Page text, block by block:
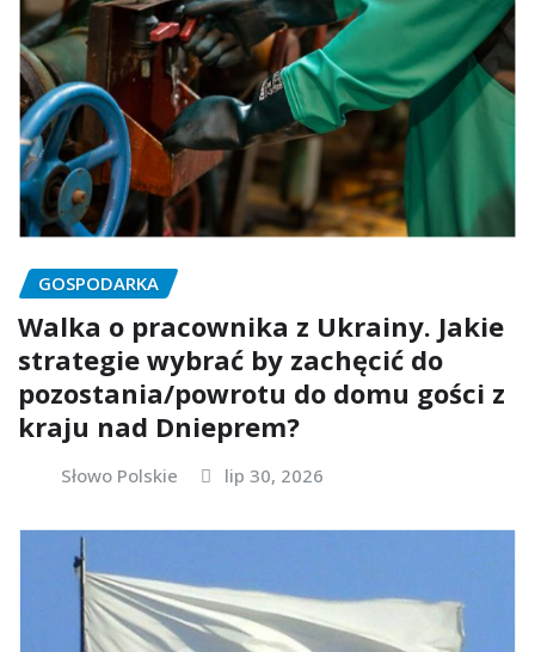
GOSPODARKA
Walka o pracownika z Ukrainy. Jakie
strategie wybrać by zachęcić do
pozostania/powrotu do domu gości z
kraju nad Dnieprem?
Słowo Polskie lip 30, 2026